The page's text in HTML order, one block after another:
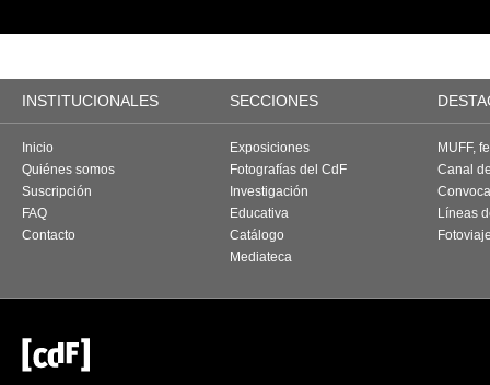
INSTITUCIONALES SECCIONES
Inicio
Quiénes somos
Suscripción
FAQ
Contacto
Exposiciones
Fotografías del CdF
Investigación
Educativa
Catálogo
Mediateca
MUFF,
Canal
Líneas